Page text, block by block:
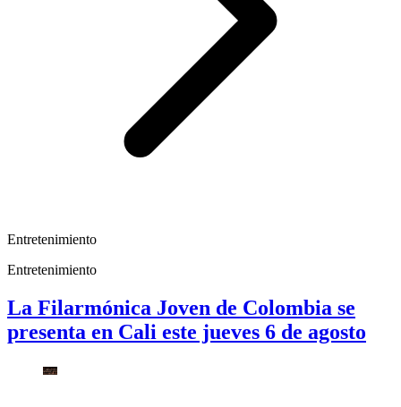
Entretenimiento
Entretenimiento
La Filarmónica Joven de Colombia se
presenta en Cali este jueves 6 de agosto